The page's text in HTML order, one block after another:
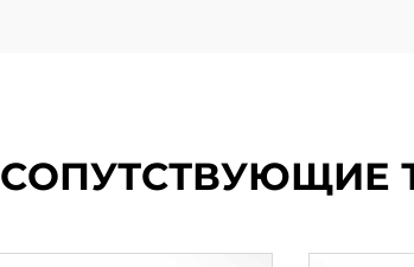
СОПУТСТВУЮЩИЕ